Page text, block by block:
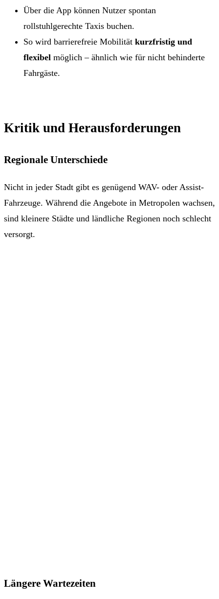
Über die App können Nutzer spontan
rollstuhlgerechte Taxis buchen.
So wird barrierefreie Mobilität kurzfristig und
flexibel möglich – ähnlich wie für nicht behinderte
Fahrgäste.
Kritik und Herausforderungen
Regionale Unterschiede
Nicht in jeder Stadt gibt es genügend WAV- oder Assist-
Fahrzeuge. Während die Angebote in Metropolen wachsen,
sind kleinere Städte und ländliche Regionen noch schlecht
versorgt.
Längere Wartezeiten